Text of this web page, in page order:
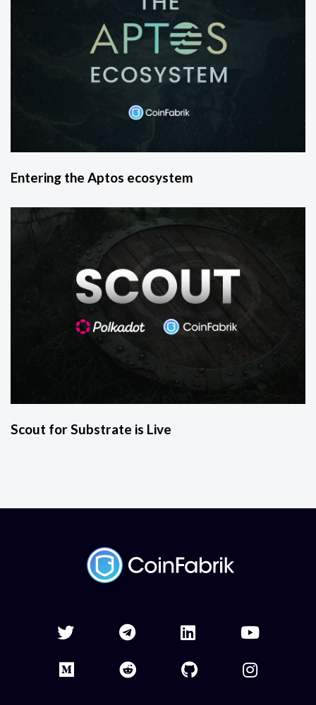
Entering the Aptos ecosystem
Scout for Substrate is Live